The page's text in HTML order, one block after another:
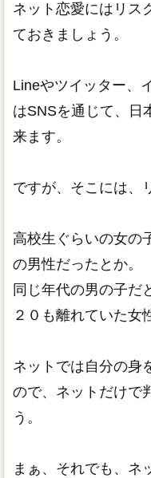
ネット恋愛にはリス
ておきましょう。
Lineやツイッター、
はSNSを通じて、日
来ます。
ですが、そこには、
高校生ぐらいの女の
の男性だったとか。
同じ年代の男の子だ
２０も離れていた女
ネットでは自分の身
ので、ネットだけで
う。
まぁ、それでも、ネ